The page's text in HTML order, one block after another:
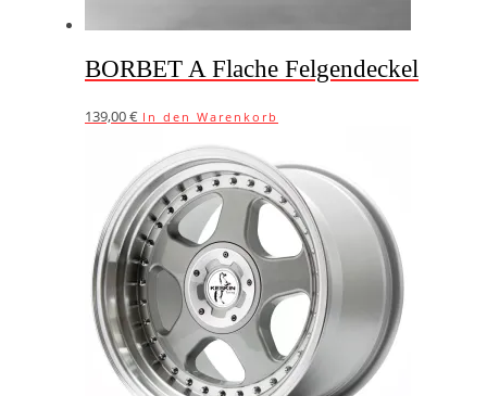
BORBET A Flache Felgendeckel
139,00€ In den Warenkorb